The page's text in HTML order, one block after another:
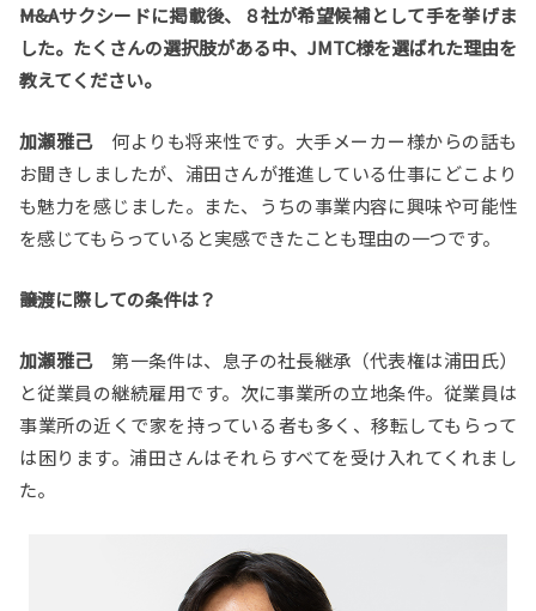
――M&Aサクシードに掲載後、８社が希望候補として手を挙げま
した。たくさんの選択肢がある中、JMTC様を選ばれた理由を
教えてください。
加瀬雅己何よりも将来性です。大手メーカー様からの話も
お聞きしましたが、浦田さんが推進している仕事にどこより
も魅力を感じました。また、うちの事業内容に興味や可能性
を感じてもらっていると実感できたことも理由の一つです。
――譲渡に際しての条件は？
加瀬雅己第一条件は、息子の社長継承（代表権は浦田氏）
と従業員の継続雇用です。次に事業所の立地条件。従業員は
事業所の近くで家を持っている者も多く、移転してもらって
は困ります。浦田さんはそれらすべてを受け入れてくれまし
た。